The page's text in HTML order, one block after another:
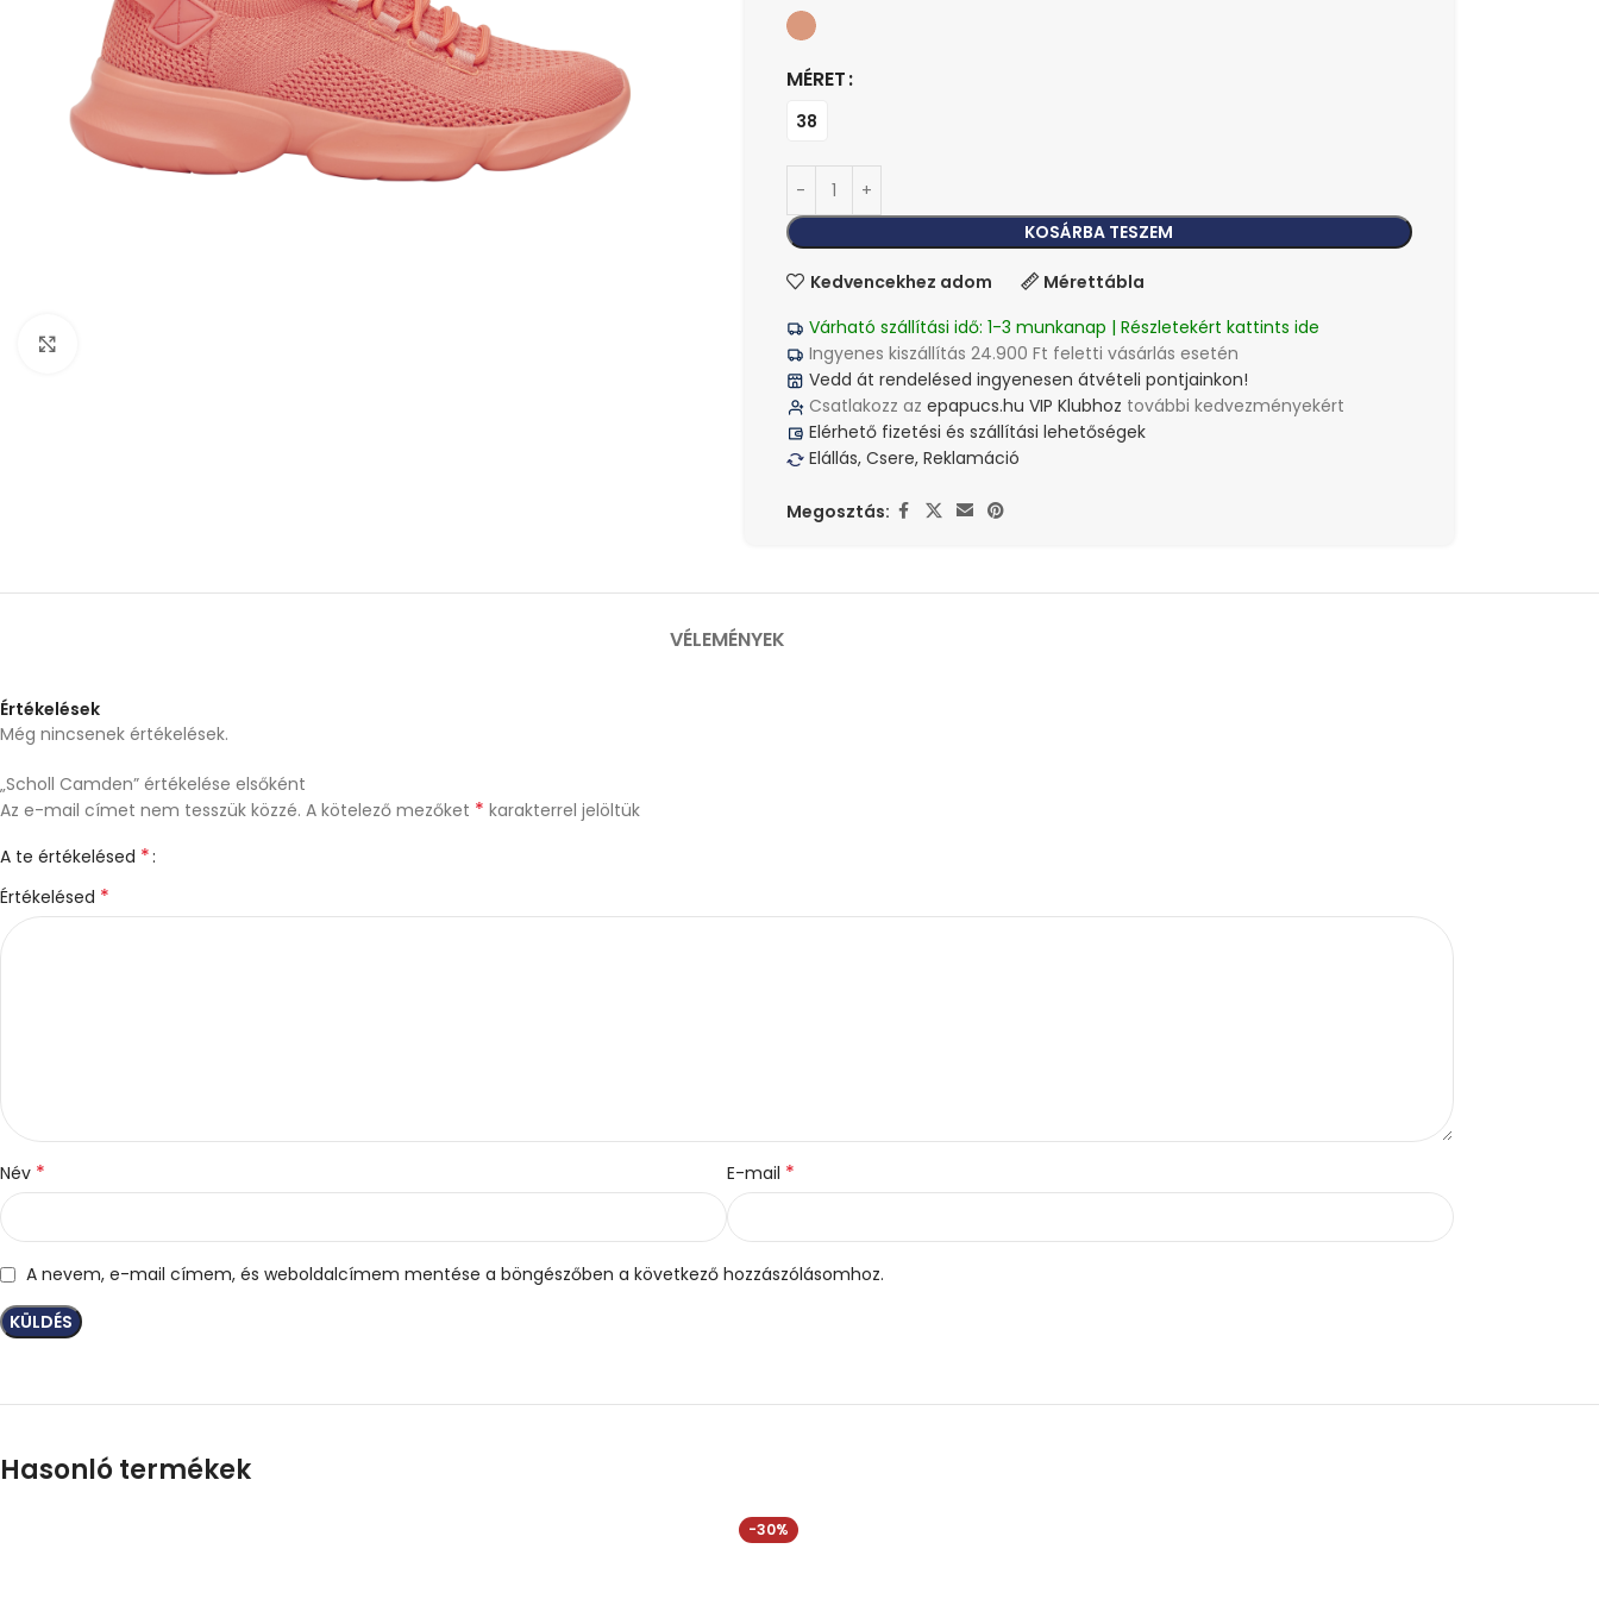
MÉRET
38
KOSÁRBA TESZEM
Kedvencekhez adom
Mérettábla
Várható szállítási idő: 1-3 munkanap | Részletekért kattints ide
Ingyenes kiszállítás 24.900 Ft feletti vásárlás esetén
Vedd át rendelésed ingyenesen átvételi pontjainkon!
Csatlakozz az epapucs.hu VIP Klubhoz további kedvezményekért
Elérhető fizetési és szállítási lehetőségek
Elállás, Csere, Reklamáció
Megosztás:
VÉLEMÉNYEK
Értékelések
Még nincsenek értékelések.
„Scholl Camden” értékelése elsőként
Az e-mail címet nem tesszük közzé. A kötelező mezőket * karakterrel jelöltük
A te értékelésed *
Értékelésed *
Név * E-mail *
A nevem, e-mail címem, és weboldalcímem mentése a böngészőben a következő hozzászólásomhoz.
Hasonló termékek
-30%